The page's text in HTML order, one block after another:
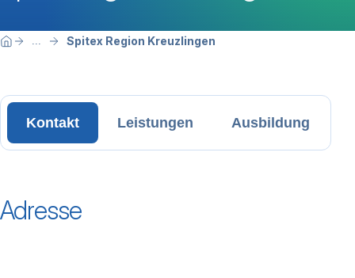
Breadcrumbnavigation
Sie befinden sich hier:
Home ... Spitex Region Kreuzlingen
Kontakt Leistungen Ausbildung
Adresse